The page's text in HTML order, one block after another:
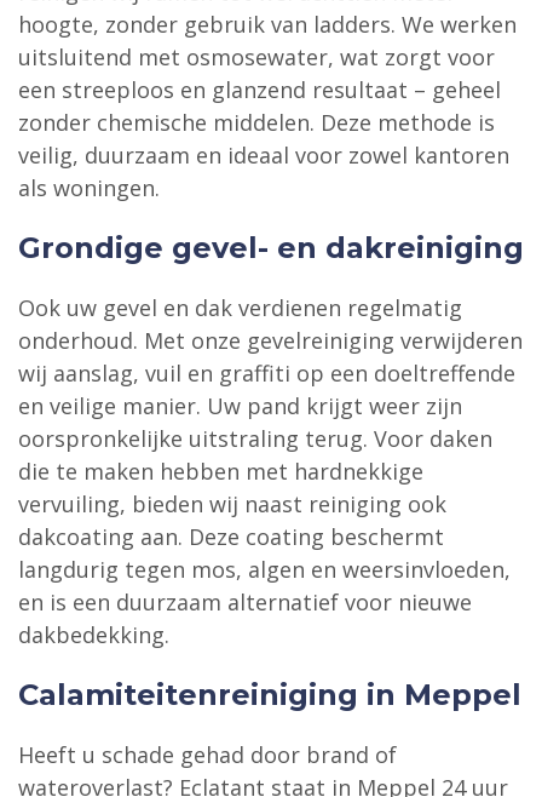
hoogte, zonder gebruik van ladders. We werken
uitsluitend met osmosewater, wat zorgt voor
een streeploos en glanzend resultaat – geheel
zonder chemische middelen. Deze methode is
veilig, duurzaam en ideaal voor zowel kantoren
als woningen.
Grondige gevel- en dakreiniging
Ook uw gevel en dak verdienen regelmatig
onderhoud. Met onze gevelreiniging verwijderen
wij aanslag, vuil en graffiti op een doeltreffende
en veilige manier. Uw pand krijgt weer zijn
oorspronkelijke uitstraling terug. Voor daken
die te maken hebben met hardnekkige
vervuiling, bieden wij naast reiniging ook
dakcoating aan. Deze coating beschermt
langdurig tegen mos, algen en weersinvloeden,
en is een duurzaam alternatief voor nieuwe
dakbedekking.
Calamiteitenreiniging in Meppel
Heeft u schade gehad door brand of
wateroverlast? Eclatant staat in Meppel 24 uur